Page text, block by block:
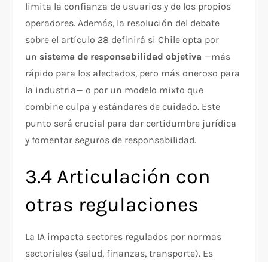
limita la confianza de usuarios y de los propios
operadores. Además, la resolución del debate
sobre el artículo 28 definirá si Chile opta por
un sistema de responsabilidad objetiva —más
rápido para los afectados, pero más oneroso para
la industria— o por un modelo mixto que
combine culpa y estándares de cuidado. Este
punto será crucial para dar certidumbre jurídica
y fomentar seguros de responsabilidad.
3.4 Articulación con
otras regulaciones
La IA impacta sectores regulados por normas
sectoriales (salud, finanzas, transporte). Es